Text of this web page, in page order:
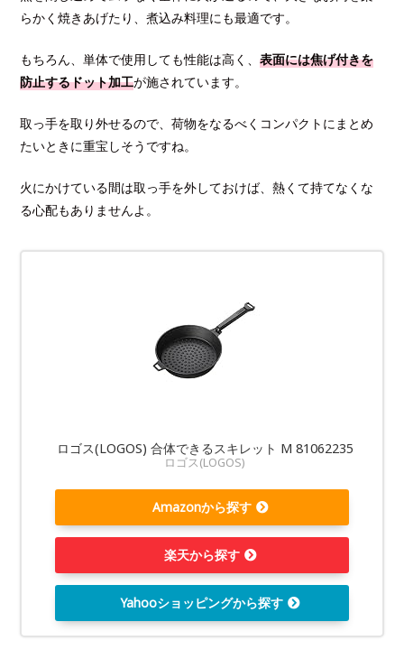
らかく焼きあげたり、煮込み料理にも最適です。
もちろん、単体で使用しても性能は高く、表面には焦げ付きを
防止するドット加工が施されています。
取っ手を取り外せるので、荷物をなるべくコンパクトにまとめ
たいときに重宝しそうですね。
火にかけている間は取っ手を外しておけば、熱くて持てなくな
る心配もありませんよ。
ロゴス(LOGOS) 合体できるスキレット M 81062235
ロゴス(LOGOS)
Amazonから探す
楽天から探す
Yahooショッピングから探す